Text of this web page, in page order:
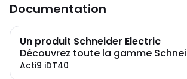
Documentation
Un produit Schneider Electric
Découvrez toute la gamme
Acti9 iDT40